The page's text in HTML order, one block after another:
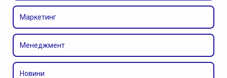
Маркетинг
Менеджмент
Новини